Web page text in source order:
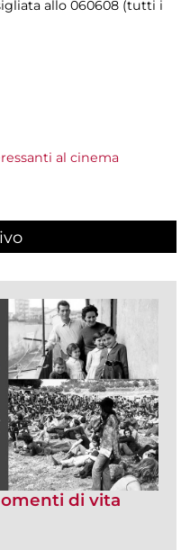
allo 060608 (tutti i
al cinema
di vita